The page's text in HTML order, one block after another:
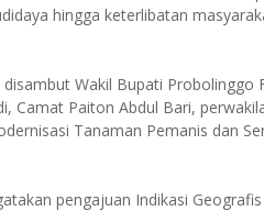
hingga keterlibatan
Wakil Bupati Probolinggo
Camat Paiton Abdul Bari,
Tanaman Pemanis dan
pengajuan Indikasi